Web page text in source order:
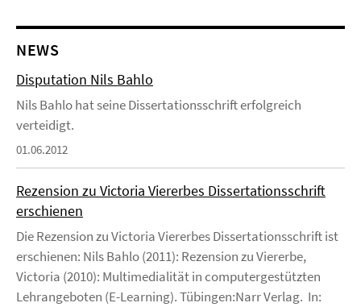
NEWS
Disputation Nils Bahlo
Nils Bahlo hat seine Dissertationsschrift erfolgreich
verteidigt.
01.06.2012
Rezension zu Victoria Viererbes Dissertationsschrift
erschienen
Die Rezension zu Victoria Viererbes Dissertationsschrift ist
erschienen: Nils Bahlo (2011): Rezension zu Viererbe,
Victoria (2010): Multimedialität in computergestützten
Lehrangeboten (E-Learning). Tübingen:Narr Verlag. In: